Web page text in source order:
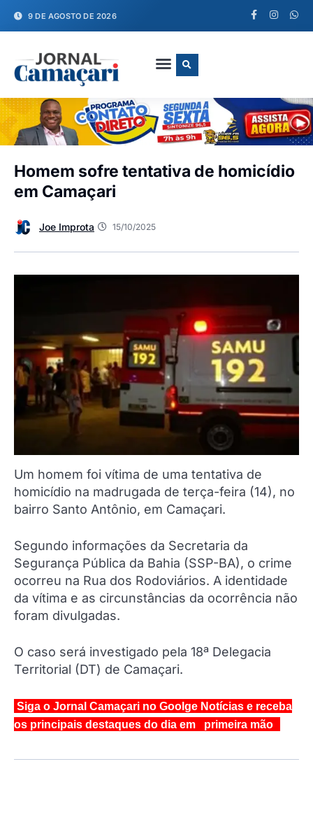
9 DE AGOSTO DE 2026
Homem sofre tentativa de homicídio
em Camaçari
Joe Improta 15/10/2025
Um homem foi vítima de uma tentativa de
homicídio na madrugada de terça-feira (14), no
bairro Santo Antônio, em Camaçari.
Segundo informações da Secretaria da
Segurança Pública da Bahia (SSP-BA), o crime
ocorreu na Rua dos Rodoviários. A identidade
da vítima e as circunstâncias da ocorrência não
foram divulgadas.
O caso será investigado pela 18ª Delegacia
Territorial (DT) de Camaçari.
Siga o Jornal Camaçari no Goolge Notícias e receba
os principais destaques do dia em primeira mão